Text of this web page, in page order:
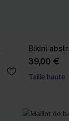
Bikini
39,00 €
Taille haute